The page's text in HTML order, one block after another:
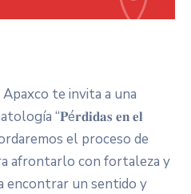
te invita a una
“𝐏é𝐫𝐝𝐢𝐝𝐚𝐬 𝐞𝐧 𝐞𝐥
el proceso de
afrontarlo con fortaleza y
encontrar un sentido y